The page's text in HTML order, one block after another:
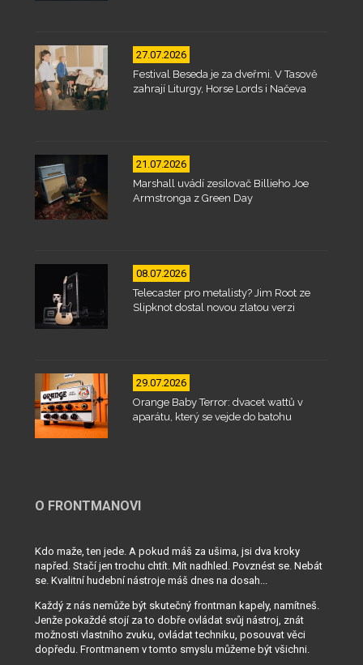
27.07.2026
Festival Beseda je za dveřmi. V Tasově
zahrají Liturgy, Horse Lords i Načeva
21.07.2026
Marshall uvádí zesilovač Billieho Joe
Armstronga z Green Day
08.07.2026
Telecaster pro metalisty? Jim Root ze
Slipknot dostal novou zlatou verzi
29.07.2026
Orange Baby Terror: dvacet wattů v
aparátu, který se vejde do batohu
O FRONTMANOVI
Kdo maže, ten jede. A pokud máš za ušima, jsi dva kroky
napřed. Stačí jen trochu chtít. Mít nadhled. Povznést se. Nebát
se. Kvalitní hudební nástroje máš dnes na dosah...
Každý z nás nemůže být skutečný frontman kapely, namítneš.
Jenže pokaždé stojí za to dobře ovládat svůj nástroj, znát
možnosti vlastního zvuku, ovládat techniku, posouvat věci
dopředu. Frontmanem v tomto smyslu můžeme být všichni.